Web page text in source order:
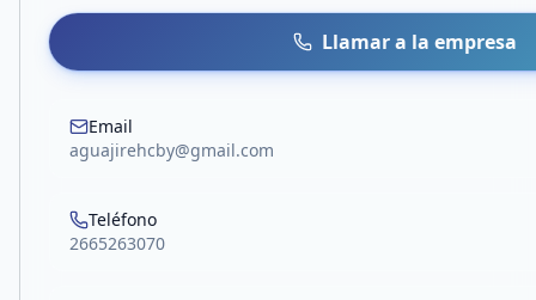
Llamar a la empresa
Email
aguajirehcby@gmail.com
Teléfono
2665263070